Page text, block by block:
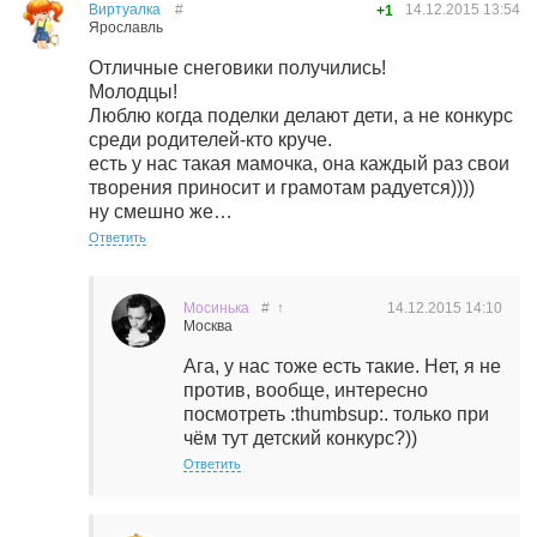
Виртуалка
Ярославль
14.12.2015 13:54
# +1
Отличные снеговики получились!
Молодцы!
Люблю когда поделки делают дети, а не конкурс
среди родителей-кто круче.
есть у нас такая мамочка, она каждый раз свои
творения приносит и грамотам радуется))))
ну смешно же…
Ответить
Мосинька
Москва
14.12.2015 14:10
# ↑
Ага, у нас тоже есть такие. Нет, я не
против, вообще, интересно
посмотреть :thumbsup:. только при
чём тут детский конкурс?))
Ответить